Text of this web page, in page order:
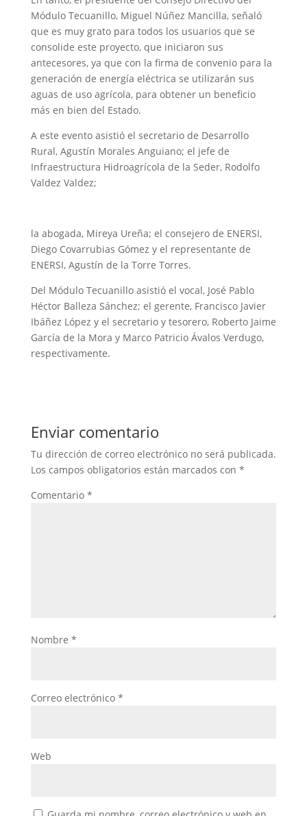
Módulo Tecuanillo, Miguel Núñez Mancilla, señaló
que es muy grato para todos los usuarios que se
consolide este proyecto, que iniciaron sus
antecesores, ya que con la firma de convenio para la
generación de energía eléctrica se utilizarán sus
aguas de uso agrícola, para obtener un beneficio
más en bien del Estado.
A este evento asistió el secretario de Desarrollo
Rural, Agustín Morales Anguiano; el jefe de
Infraestructura Hidroagrícola de la Seder, Rodolfo
Valdez Valdez;
la abogada, Mireya Ureña; el consejero de ENERSI,
Diego Covarrubias Gómez y el representante de
ENERSI, Agustín de la Torre Torres.
Del Módulo Tecuanillo asistió el vocal, José Pablo
Héctor Balleza Sánchez; el gerente, Francisco Javier
Ibáñez López y el secretario y tesorero, Roberto Jaime
García de la Mora y Marco Patricio Ávalos Verdugo,
respectivamente.
Enviar comentario
Tu dirección de correo electrónico no será publicada.
Los campos obligatorios están marcados con *
Comentario *
Nombre *
Correo electrónico *
Web